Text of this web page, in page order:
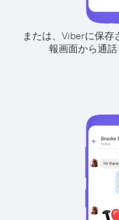
または、Viberに保
報画面から通話